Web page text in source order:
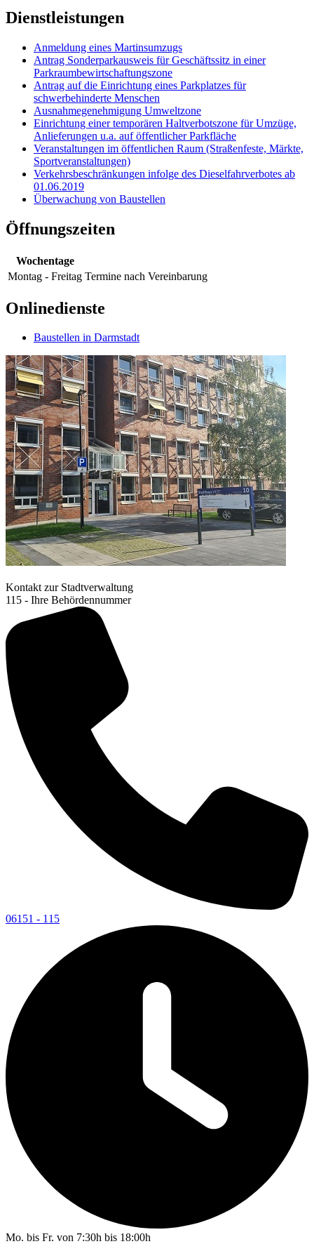
Dienstleistungen
Anmeldung eines Martinsumzugs
Antrag Sonderparkausweis für Geschäftssitz in einer
Parkraumbewirtschaftungszone
Antrag auf die Einrichtung eines Parkplatzes für
schwerbehinderte Menschen
Ausnahmegenehmigung Umweltzone
Einrichtung einer temporären Haltverbotszone für Umzüge,
Anlieferungen u.a. auf öffentlicher Parkfläche
Veranstaltungen im öffentlichen Raum (Straßenfeste, Märkte,
Sportveranstaltungen)
Verkehrsbeschränkungen infolge des Dieselfahrverbotes ab
01.06.2019
Überwachung von Baustellen
Öffnungszeiten
Wochentage
Montag - Freitag Termine nach Vereinbarung
Onlinedienste
Baustellen in Darmstadt
Kontakt zur Stadtverwaltung
115 - Ihre Behördennummer
06151 - 115
Mo. bis Fr. von 7:30h bis 18:00h